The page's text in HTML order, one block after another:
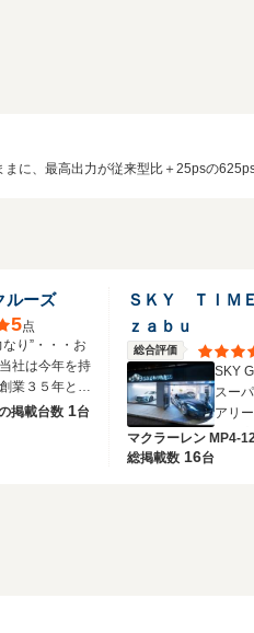
に、最高出力が従来型比＋25psの
ルーズ
5点
り”・・・お
社は今年を持
業３５年とな
掲載台数 1台
ＳＫＹ ＴＩＭ
ｚａｂｕ
総合評価
SKY
スー
アリ
販売店
マクラーレン MP4-
総掲載数 16台